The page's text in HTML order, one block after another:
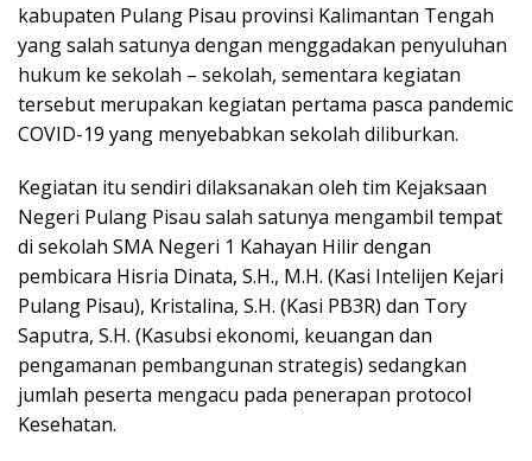
kabupaten Pulang Pisau provinsi Kalimantan Tengah
yang salah satunya dengan menggadakan penyuluhan
hukum ke sekolah – sekolah, sementara kegiatan
tersebut merupakan kegiatan pertama pasca pandemic
COVID-19 yang menyebabkan sekolah diliburkan.
Kegiatan itu sendiri dilaksanakan oleh tim Kejaksaan
Negeri Pulang Pisau salah satunya mengambil tempat
di sekolah SMA Negeri 1 Kahayan Hilir dengan
pembicara Hisria Dinata, S.H., M.H. (Kasi Intelijen Kejari
Pulang Pisau), Kristalina, S.H. (Kasi PB3R) dan Tory
Saputra, S.H. (Kasubsi ekonomi, keuangan dan
pengamanan pembangunan strategis) sedangkan
jumlah peserta mengacu pada penerapan protocol
Kesehatan.